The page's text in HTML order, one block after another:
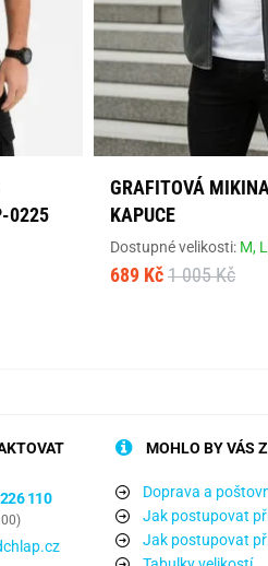
0225
GRAFITOVÁ
KAPUCE
Dostupné velikosti: M,
689 Kč 1 005 Kč
110
MOHLO BY VÁS
Doprava a
Jak postupovat
Jak postupovat